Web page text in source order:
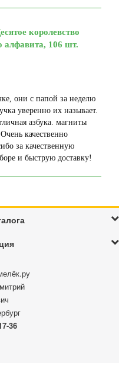
королевство
алфавита, 106 шт.
они с папой за неделю
уверенно их называет.
азбука. магниты
качественно
за качественную
и быструю доставку!
36